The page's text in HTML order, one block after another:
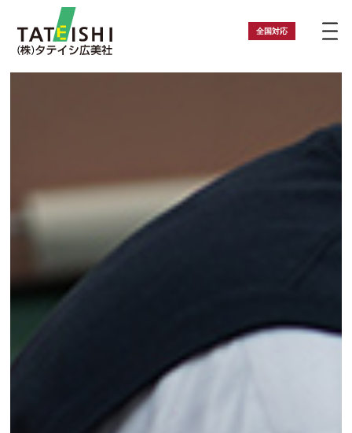
全国対応